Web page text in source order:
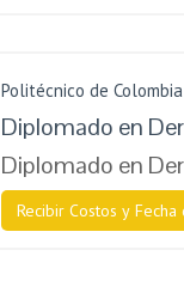
Politécnico de Colombia
Diplomado en
Diplomado en
Recibir Costos y